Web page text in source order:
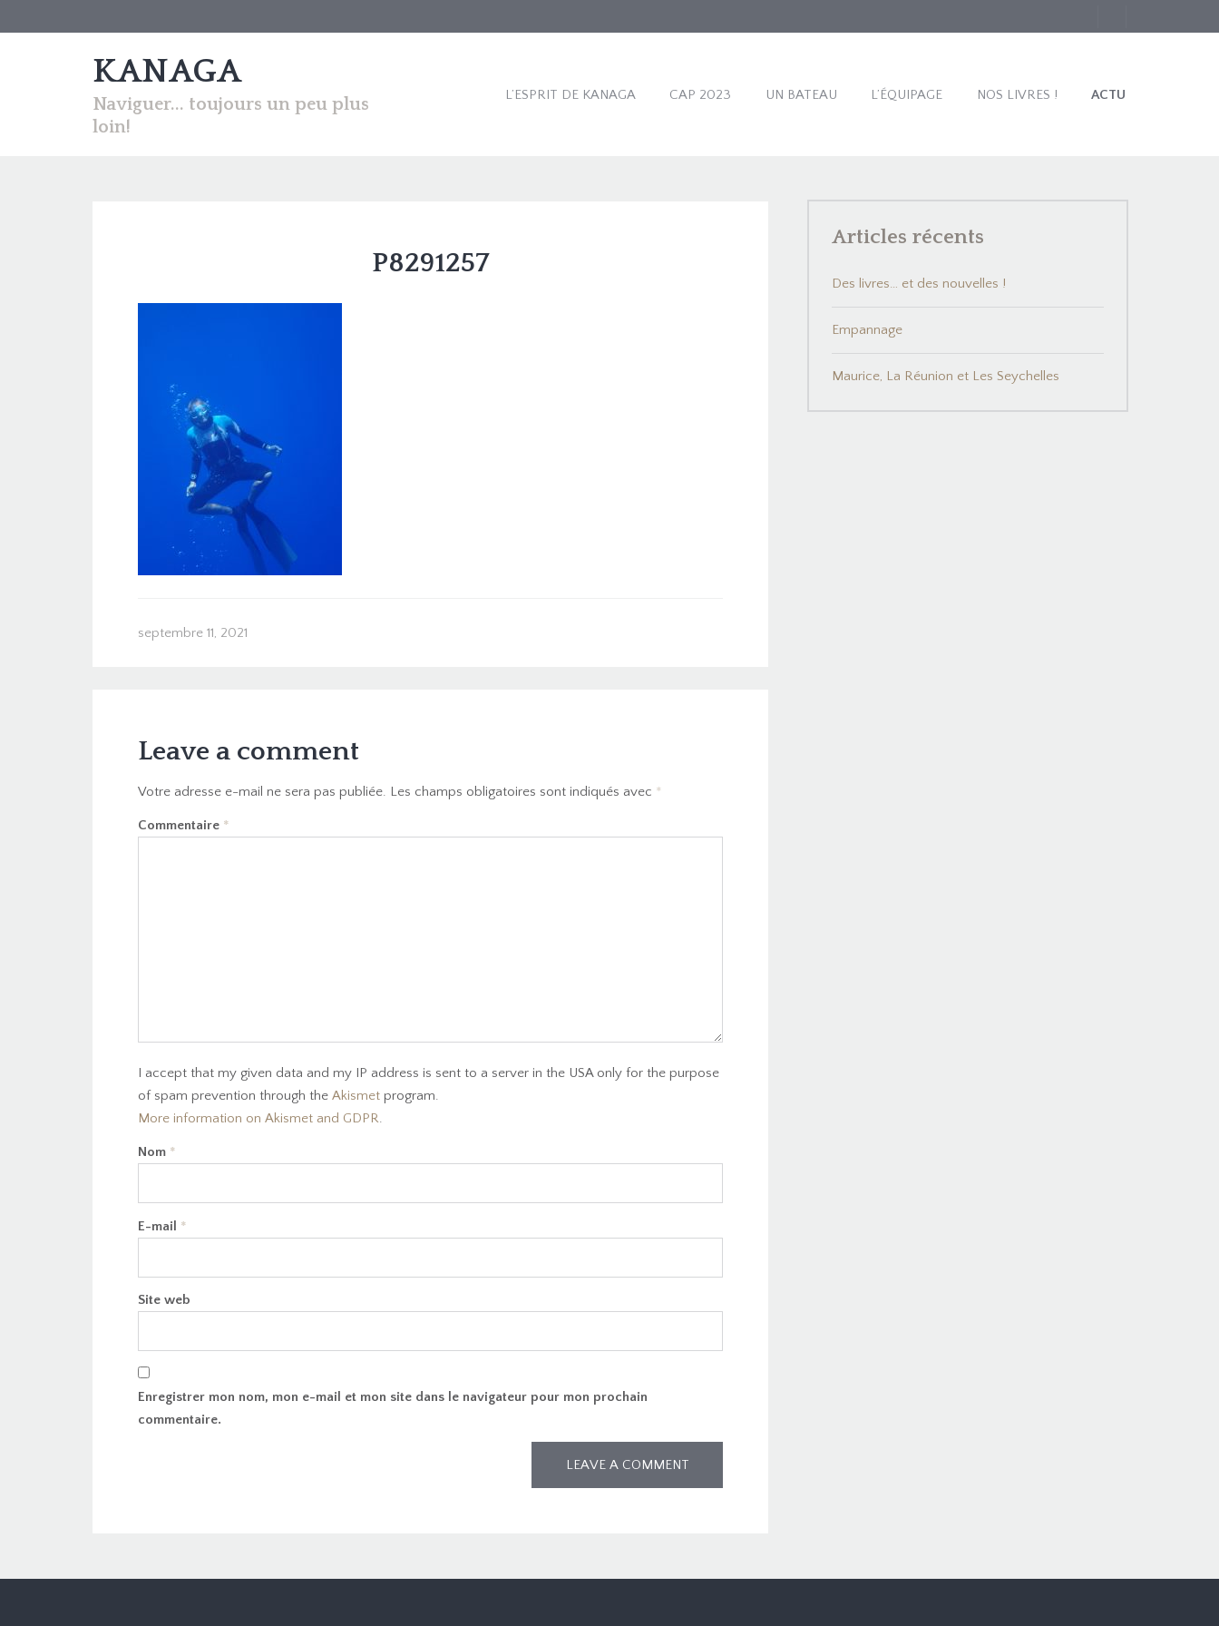
KANAGA
Naviguer... toujours un peu plus
loin!
L’ESPRIT DE KANAGA CAP 2023 UN BATEAU L’ÉQUIPAGE NOS LIVRES ! ACTU
P8291257
septembre 11, 2021
Leave a comment
Votre adresse e-mail ne sera pas publiée. Les champs obligatoires sont indiqués avec *
Commentaire *
I accept that my given data and my IP address is sent to a server in the USA only for the purpose
of spam prevention through the Akismet program.
More information on Akismet and GDPR.
Nom *
E-mail *
Site web
Enregistrer mon nom, mon e-mail et mon site dans le navigateur pour mon prochain
commentaire.
Articles récents
Des livres… et des nouvelles !
Empannage
Maurice, La Réunion et Les Seychelles